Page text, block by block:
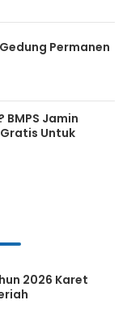
Permanen
BMPS Jamin
Untuk
2026 Karet